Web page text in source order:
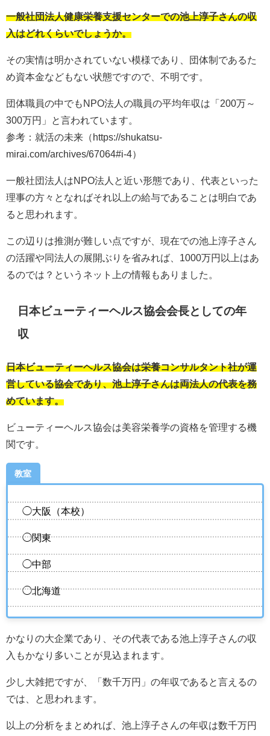
一般社団法人健康栄養支援センターでの池上淳子さんの収
入はどれくらいでしょうか。
その実情は明かされていない模様であり、団体制であるた
め資本金などもない状態ですので、不明です。
団体職員の中でもNPO法人の職員の平均年収は「200万～
300万円」と言われています。
参考：就活の未来（https://shukatsu-
mirai.com/archives/67064#i-4）
一般社団法人はNPO法人と近い形態であり、代表といった
理事の方々となればそれ以上の給与であることは明白であ
ると思われます。
この辺りは推測が難しい点ですが、現在での池上淳子さん
の活躍や同法人の展開ぶりを省みれば、1000万円以上はあ
るのでは？というネット上の情報もありました。
日本ビューティーヘルス協会会長としての年
収
日本ビューティーヘルス協会は栄養コンサルタント社が運
営している協会であり、池上淳子さんは両法人の代表を務
めています。
ビューティーヘルス協会は美容栄養学の資格を管理する機
関です。
教室
◯大阪（本校）
◯関東
◯中部
◯北海道
かなりの大企業であり、その代表である池上淳子さんの収
入もかなり多いことが見込まれます。
少し大雑把ですが、「数千万円」の年収であると言えるの
では、と思われます。
以上の分析をまとめれば、池上淳子さんの年収は数千万円